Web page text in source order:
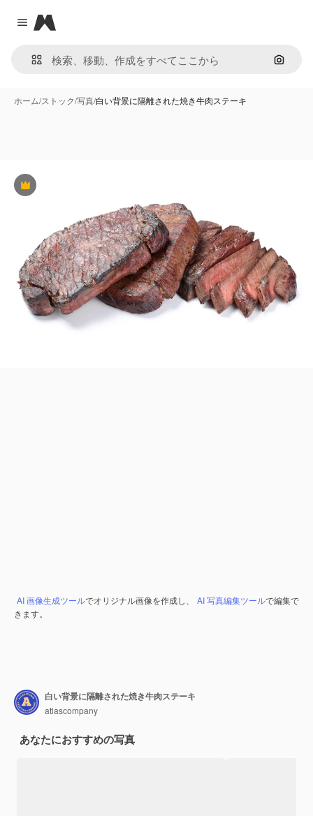
Close menu
Magnific
画像で
ホーム/ストック/写真/白い背景に隔離された焼き牛肉ステーキ
Premium
AI 画像生成ツールでオリジナル画像を作成し、 AI 写真編集ツールで編集で
きます。
白い背景に隔離された焼き牛肉ステーキ
atlascompany
あなたにおすすめの写真